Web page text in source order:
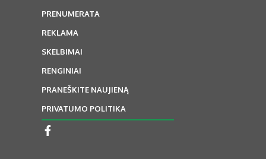
PRENUMERATA
REKLAMA
SKELBIMAI
RENGINIAI
PRANEŠKITE NAUJIENĄ
PRIVATUMO POLITIKA